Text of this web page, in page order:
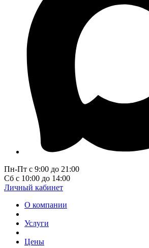
Пн-Пт с 9:00 до 21:00
Сб с 10:00 до 14:00
Личный кабинет
О компании
Услуги
Цены